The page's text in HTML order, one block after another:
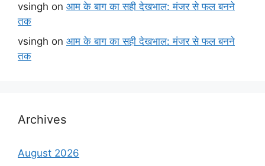
vsingh on आम के बाग का सही देखभाल: मंजर से फल बनने
तक
vsingh on आम के बाग का सही देखभाल: मंजर से फल बनने
तक
Archives
August 2026